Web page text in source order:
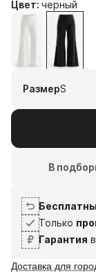
Цвет: черный
РазмерS
В
Только
Гарантия
Доставка для